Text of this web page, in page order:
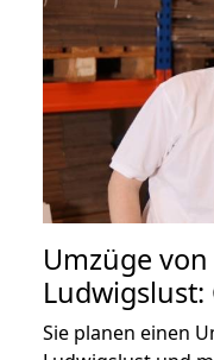
Umzüge
Sie planen einen